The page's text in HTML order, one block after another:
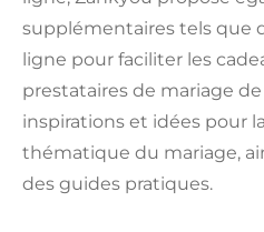
supplémentaires tels que
ligne pour faciliter les
prestataires de mariage
inspirations et idées pour
thématique du mariage,
des guides pratiques.